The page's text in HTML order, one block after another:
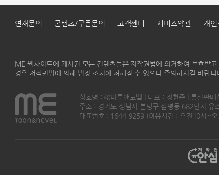
연재문의 콘텐츠/쿠폰문의 고객센터 서비스약관 개인
ME 웹사이트에 게시된 모든 컨텐츠들은 저작권법에 의거하여 보호받
경우 저작권법에 의해 법정 조치에 처해질 수 있으니 주의하시길 바랍니
상호명 : ㈜미툰앤노벨 | 대표 : 정현준 | 통신판
주소 : 경기도 성남시 분당구 삼평동 682번지
대표번호 : 1644-9259 (이용시간 : 오전10시~